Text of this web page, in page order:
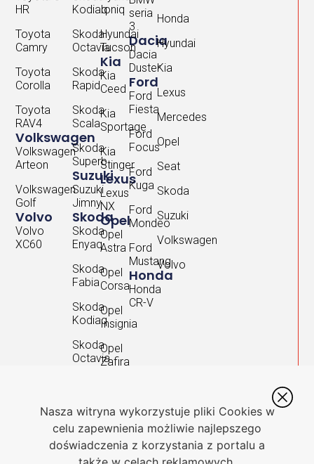
Honda
Hyundai
Kia
Lexus
Mercedes
Opel
Seat
Skoda
Suzuki
Volkswagen
Volvo
seria
3
Dacia
Dacia
Duster
Ford
Ford
Fiesta
Ford
Focus
Ford
Kuga
Ford
Mondeo
Ford
Mustang
Honda
Honda
CR-V
Ioniq
Hyundai
Tucson
Kia
Kia
Ceed
Kia
Sportage
Kia
Stinger
Lexus
Lexus
NX
Opel
Opel
Astra
Opel
Corsa
Opel
Insignia
Opel
Zafira
Kodiaq
Skoda
Octavia
Skoda
Rapid
Skoda
Scala
Skoda
Superb
Suzuki
Suzuki
Jimny
Skoda
Skoda
Enyaq
Skoda
Fabia
Skoda
Kodiaq
Skoda
Octavia
Skoda
Scala
Skoda
HR
Toyota
Camry
Toyota
Corolla
Toyota
RAV4
Volkswagen
Volkswagen
Arteon
Volkswagen
Golf
Volvo
Volvo
XC60
Nasza witryna wykorzystuje pliki Cookies w
celu zapewnienia możliwie najlepszego
doświadczenia z korzystania z portalu a